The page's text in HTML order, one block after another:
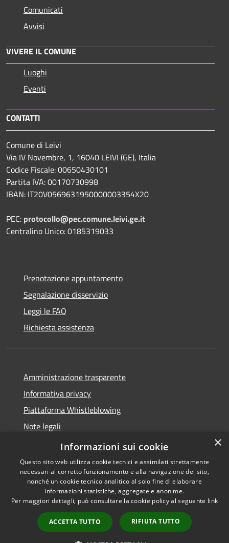
Comunicati
Avvisi
VIVERE IL COMUNE
Luoghi
Eventi
CONTATTI
Comune di Leivi
Via IV Novembre, 1, 16040 LEIVI (GE), Italia
Codice Fiscale: 00650430101
Partita IVA: 00170730998
IBAN: IT20V0569631950000003354X20
PEC: protocollo@pec.comune.leivi.ge.it
Centralino Unico: 0185319033
Prenotazione appuntamento
Segnalazione disservizio
Leggi le FAQ
Richiesta assistenza
Amministrazione trasparente
Informativa privacy
Piattaforma Whistleblowing
Note legali
Dichiarazione di accessibilità
Accessibilità
Copyright © 2026 • Comune di
Leivi • Powered by
Municipium•
Accesso
redazione
×
Informazioni sui cookie
Questo sito web utilizza cookie tecnici e assimilati strettamente
necessari al corretto funzionamento e alla navigazione del sito,
nonché un cookie tecnico analitico al solo fine di elaborare
informazioni statistiche, aggregate e anonime.
Per maggiori dettagli, può consultare la cookie policy al seguente link
ACCETTA TUTTO RIFIUTA TUTTO